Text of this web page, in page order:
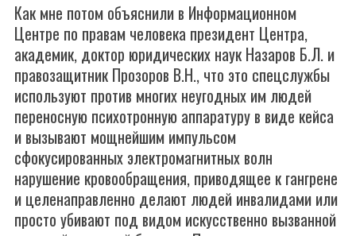
Как мне потом объяснили в Информационном
Центре по правам человека президент Центра,
академик, доктор юридических наук Назаров Б.Л. и
правозащитник Прозоров В.Н., что это спецслужбы
используют против многих неугодных им людей
переносную психотронную аппаратуру в виде кейса
и вызывают мощнейшим импульсом
сфокусированных электромагнитных волн
нарушение кровообращения, приводящее к гангрене
и целенаправленно делают людей инвалидами или
просто убивают под видом искусственно вызванной